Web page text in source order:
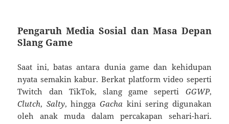
Pengaruh Media Sosial dan Masa Depan
Slang Game
Saat ini, batas antara dunia game dan kehidupan
nyata semakin kabur. Berkat platform video seperti
Twitch dan TikTok, slang game seperti GGWP,
Clutch, Salty, hingga Gacha kini sering digunakan
oleh anak muda dalam percakapan sehari-hari.